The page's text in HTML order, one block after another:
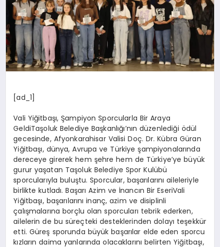
[ad_1]
Vali Yiğitbaşı, Şampiyon Sporcularla Bir Araya
GeldiTaşoluk Belediye Başkanlığı’nın düzenlediği ödül
gecesinde, Afyonkarahisar Valisi Doç. Dr. Kübra Güran
Yiğitbaşı, dünya, Avrupa ve Türkiye şampiyonalarında
dereceye girerek hem şehre hem de Türkiye’ye büyük
gurur yaşatan Taşoluk Belediye Spor Kulübü
sporcularıyla buluştu. Sporcular, başarılarını aileleriyle
birlikte kutladı. Başarı Azim ve İnancın Bir EseriVali
Yiğitbaşı, başarılarını inanç, azim ve disiplinli
çalışmalarına borçlu olan sporcuları tebrik ederken,
ailelerin de bu süreçteki desteklerinden dolayı teşekkür
etti. Güreş sporunda büyük başarılar elde eden sporcu
kızların daima yanlarında olacaklarını belirten Yiğitbaşı,